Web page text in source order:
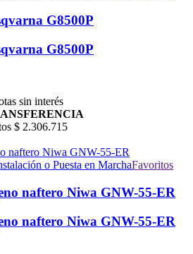
G8500P
G8500P
sin interés
$ 2.306.715
Favoritos
naftero Niwa GNW-55-ER
naftero Niwa GNW-55-ER